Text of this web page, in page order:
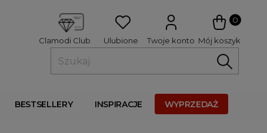
0
Mój koszyk
Twoje konto
Ulubione
Clamodi Club
BESTSELLERY INSPIRACJE WYPRZEDAŻ